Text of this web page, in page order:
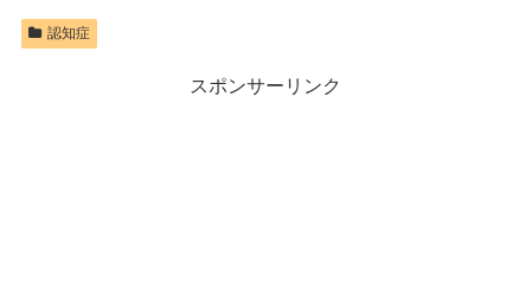
認知症
スポンサーリンク